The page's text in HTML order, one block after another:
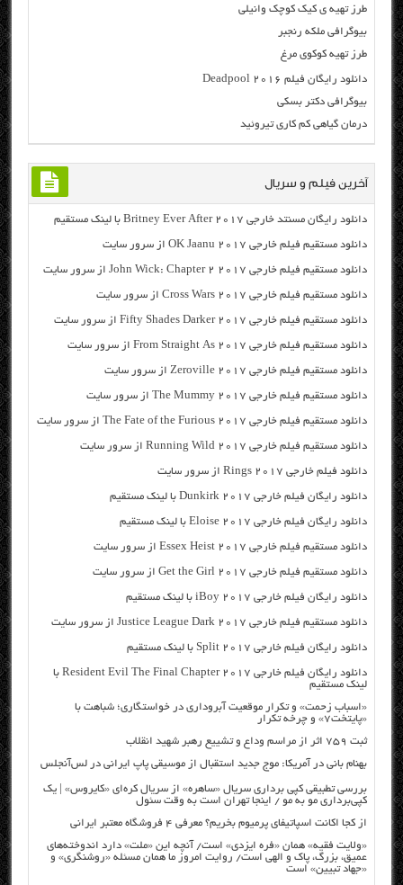
طرز تهیه ی کیک کوچک وانیلی
بیوگرافی ملکه رنجبر
طرز تهیه کوکوی مرغ
دانلود رایگان فیلم Deadpool 2016
بیوگرافی دکتر بسکی
درمان گیاهی کم کاری تیروئید
آخرین فیلم و سریال
دانلود رایگان مسنتد خارجی Britney Ever After 2017 با لینک مستقیم
دانلود مستقیم فیلم خارجی OK Jaanu 2017 از سرور سایت
دانلود مستقیم فیلم خارجی John Wick: Chapter 2 2017 از سرور سایت
دانلود مستقیم فیلم خارجی Cross Wars 2017 از سرور سایت
دانلود مستقیم فیلم خارجی Fifty Shades Darker 2017 از سرور سایت
دانلود مستقیم فیلم خارجی From Straight As 2017 از سرور سایت
دانلود مستقیم فیلم خارجی Zeroville 2017 از سرور سایت
دانلود مستقیم فیلم خارجی The Mummy 2017 از سرور سایت
دانلود مستقیم فیلم خارجی The Fate of the Furious 2017 از سرور سایت
دانلود مستقیم فیلم خارجی Running Wild 2017 از سرور سایت
دانلود فیلم خارجی Rings 2017 از سرور سایت
دانلود رایگان فیلم خارجی Dunkirk 2017 با لینک مستقیم
دانلود رایگان فیلم خارجی Eloise 2017 با لینک مستقیم
دانلود مستقیم فیلم خارجی Essex Heist 2017 از سرور سایت
دانلود مستقیم فیلم خارجی Get the Girl 2017 از سرور سایت
دانلود رایگان فیلم خارجی iBoy 2017 با لینک مستقیم
دانلود مستقیم فیلم خارجی Justice League Dark 2017 از سرور سایت
دانلود رایگان فیلم خارجی Split 2017 با لینک مستقیم
دانلود رایگان فیلم خارجی Resident Evil The Final Chapter 2017 با
لینک مستقیم
«اسباب زحمت» و تکرار موقعیت آبروداری در خواستگاری؛ شباهت با
«پایتخت۷» و چرخه تکرار
ثبت ۷۵۹ اثر از مراسم وداع و تشییع رهبر شهید انقلاب
بهنام بانی در آمریکا: موج جدید استقبال از موسیقی پاپ ایرانی در لس‌آنجلس
بررسی تطبیقی کپی برداری سریال «ساهره» از سریال کره‌ای «کایروس» | یک
کپی‌برداری مو به مو / اینجا تهران است به وقت سئول
از کجا اکانت اسپاتیفای پرمیوم بخریم؟ معرفی ۴ فروشگاه معتبر ایرانی
«ولایت فقیه» همان «فره ایزدی» است/ آنچه این «ملت» دارد اندوخته‌های
عمیق، بزرگ، پاک و الهی است/ روایت امروز ما همان مسئله «روشنگری» و
«جهاد تبیین» است